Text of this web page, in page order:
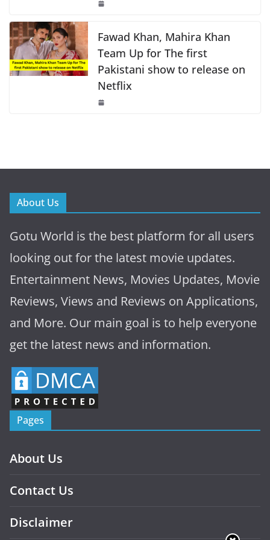
Fawad Khan, Mahira Khan
Team Up for The first
Pakistani show to release on
Netflix
About Us
Gotu World is the best platform for all users
looking out for the latest movie updates.
Entertainment News, Movies Updates, Movie
Reviews, Views and Reviews on Applications,
and More. Our main goal is to help everyone
get the latest news and information.
Pages
About Us
Contact Us
Disclaimer